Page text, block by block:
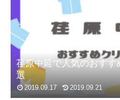
荏原中延で人気のおすす
選
2019.09.17 2019.09.21